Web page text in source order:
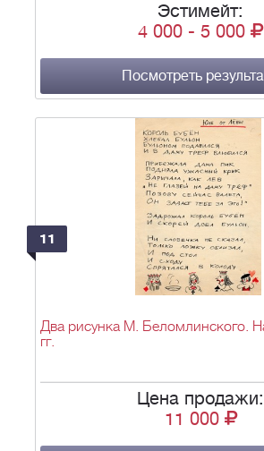
Эстимейт:
4 000 - 5 000
Посмотреть
11
Два рисунка М. Беломлинского.
гг.
Цена продажи:
11 000